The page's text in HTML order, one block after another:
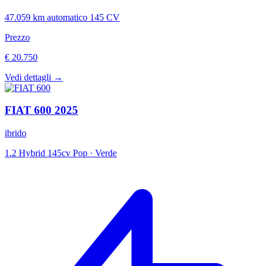
47.059 km automatico 145 CV
Prezzo
€ 20.750
Vedi dettagli →
FIAT 600 2025
ibrido
1.2 Hybrid 145cv Pop · Verde